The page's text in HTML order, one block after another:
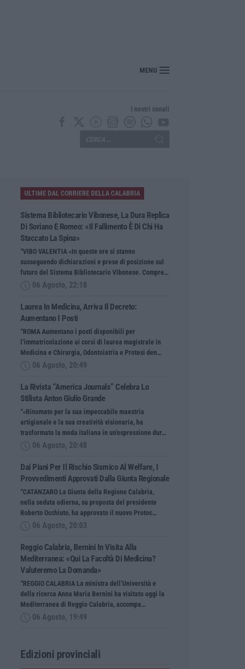
rivista “America Journals” celebra lo stilista Anton Giulio Grande
MENU
I nostri canali
ULTIME DAL CORRIERE DELLA CALABRIA
Sistema Bibliotecario Vibonese, La Dura Replica
Di Soriano E Romeo: «Il Fallimento È Di Chi Ha
Staccato La Spina»
“VIBO VALENTIA «In queste ore si stanno
susseguendo dichiarazioni e prese di posizione sul
futuro del Sistema Bibliotecario Vibonese. Compre…
06 Agosto, 22:18
Laurea In Medicina, Arriva Il Decreto:
Aumentano I Posti
“ROMA Aumentano i posti disponibili per
l’immatricolazione ai corsi di laurea magistrale in
Medicina e Chirurgia, Odontoiatria e Protesi den…
06 Agosto, 20:49
La Rivista “America Journals” Celebra Lo
Stilista Anton Giulio Grande
“«Rinomato per la sua impeccabile maestria
artigianale e la sua creatività visionaria, ha
trasformato la moda italiana in un’espressione dur…
06 Agosto, 20:48
Dai Piani Per Il Rischio Sismico Al Welfare, I
Provvedimenti Approvati Dalla Giunta Regionale
“CATANZARO La Giunta della Regione Calabria,
nella seduta odierna, su proposta del presidente
Roberto Occhiuto, ha approvato il nuovo Protoc…
06 Agosto, 20:03
Reggio Calabria, Bernini In Visita Alla
Mediterranea: «Qui La Facoltà Di Medicina?
Valuteremo La Domanda»
“REGGIO CALABRIA La ministra dell’Università e
della ricerca Anna Maria Bernini ha visitato oggi la
Mediterranea di Reggio Calabria, accompa…
06 Agosto, 19:49
Edizioni provinciali